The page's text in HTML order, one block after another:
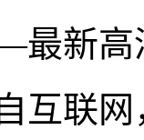
新高
互联